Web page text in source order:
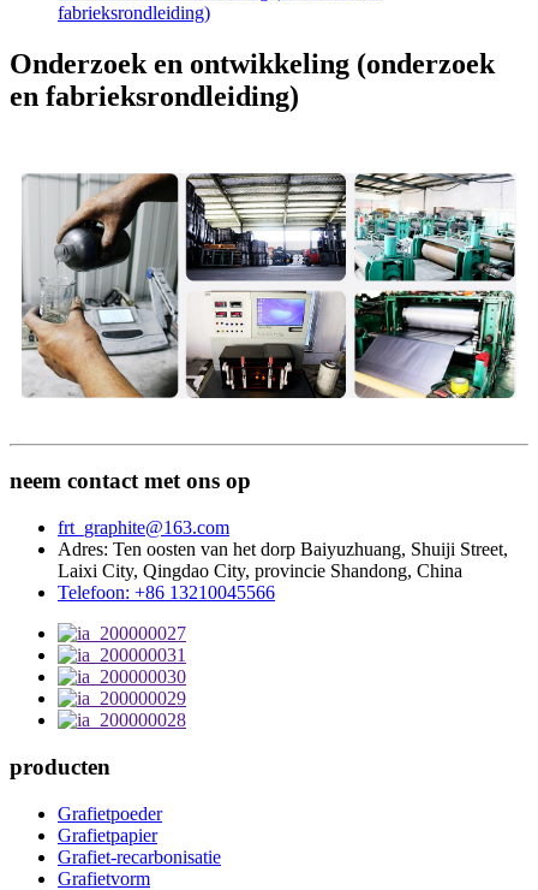
fabrieksrondleiding)
Onderzoek en ontwikkeling (onderzoek
en fabrieksrondleiding)
neem contact met ons op
frt_graphite@163.com
Adres: Ten oosten van het dorp Baiyuzhuang, Shuiji Street,
Laixi City, Qingdao City, provincie Shandong, China
Telefoon: +86 13210045566
producten
Grafietpoeder
Grafietpapier
Grafiet-recarbonisatie
Grafietvorm